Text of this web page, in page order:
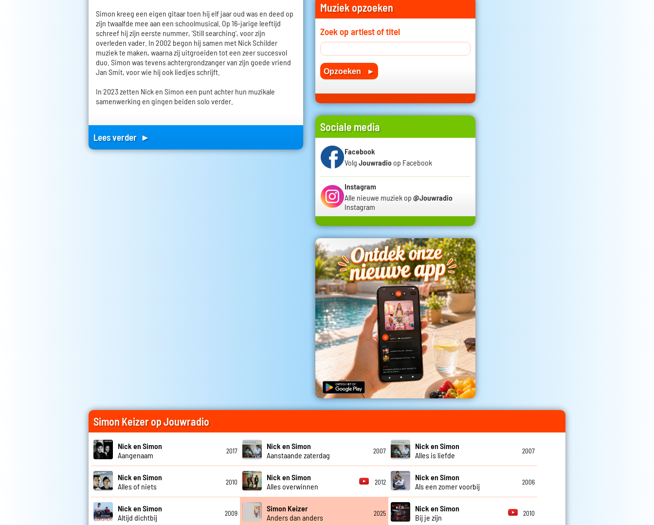
Simon kreeg een eigen gitaar toen hij elf jaar oud was en deed op
zijn twaalfde mee aan een schoolmusical. Op 16-jarige leeftijd
schreef hij zijn eerste nummer, 'Still searching', voor zijn
overleden vader. In 2002 begon hij samen met Nick Schilder
muziek te maken, waarna zij uitgroeiden tot een zeer succesvol
duo. Simon was tevens achtergrondzanger van zijn goede vriend
Jan Smit, voor wie hij ook liedjes schrijft.
In 2023 zetten Nick en Simon een punt achter hun muzikale
samenwerking en gingen beiden solo verder.
Lees verder ►
Muziek opzoeken
Zoek op artiest of titel
Sociale media
Facebook
Volg Jouwradio op Facebook
Instagram
Alle nieuwe muziek op @Jouwradio
Instagram
Simon Keizer op Jouwradio
Nick en Simon
Aangenaam
2017
Nick en Simon
Aanstaande zaterdag
2007
Nick en Simon
Alles is liefde
2007
Nick en Simon
Alles of niets
2010
Nick en Simon
Alles overwinnen
2012
Nick en Simon
Als een zomer voorbij
2006
Nick en Simon
Altijd dichtbij
2009
Simon Keizer
Anders dan anders
2025
Nick en Simon
Bij je zijn
2010